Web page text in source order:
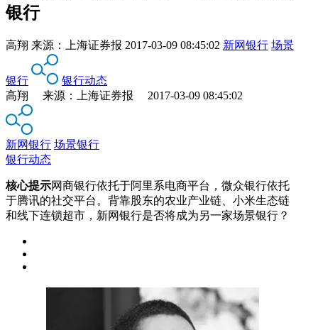
银行
高翔 来源： 上海证券报 2017-03-09 08:45:02 新网银行 场景
银行
银行动态
高翔 来源：上海证券报 2017-03-09 08:45:02
新网银行 场景银行
银行动态
核心提示网商银行依托于阿里系电商平台，微众银行依托
于腾讯的社交平台。背靠股东的农业产业链、小米生态链
和线下连锁超市，新网银行是否将成为另一家场景银行？